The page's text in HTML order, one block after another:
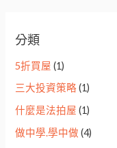
分類
5折買屋 (1)
三大投資策略 (1)
什麼是法拍屋 (1)
做中學.學中做 (4)